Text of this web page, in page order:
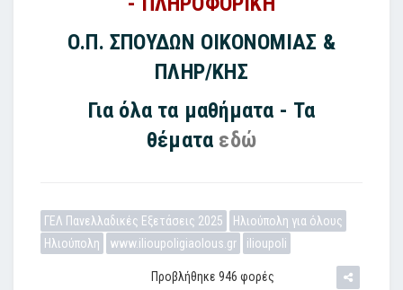
Ο.Π. ΣΠΟΥΔΩΝ ΟΙΚΟΝΟΜΙΑΣ &
ΠΛΗΡ/ΚΗΣ
Για όλα τα μαθήματα - Τα
θέματα εδώ
ΓΕΛ Πανελλαδικές Εξετάσεις 2025
Ηλιούπολη για όλους
Ηλιούπολη
www.ilioupoligiaolous.gr ilioupoli
Προβλήθηκε 946 φορές